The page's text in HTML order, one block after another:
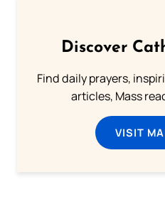
Discover
Find daily prayers,
articles, Mass
VISIT